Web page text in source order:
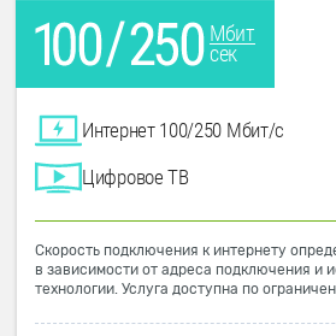
Мбит
сек
Интернет 100/250 Мбит/с
Цифровое ТВ
Скорость подключения к интернету
в зависимости от адреса подключения и
технологии. Услуга доступна по